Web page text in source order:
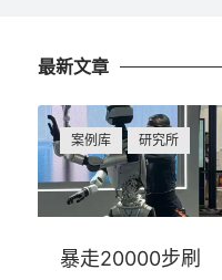
最新文章
案例库 研究所
暴走20000步刷